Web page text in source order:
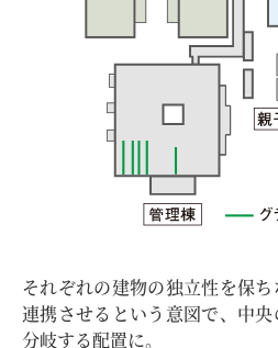
それぞれの建物の独立性を保
連携させるという意図で、中
分岐する配置に。